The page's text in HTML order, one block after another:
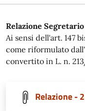
Relazione
Ai sensi dell'art. 147
come riformulato
convertito in L. n.
Relazione -